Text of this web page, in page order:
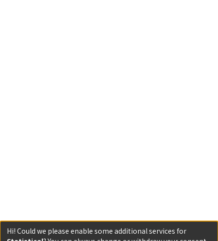
Hi! Could we please enable some additional services for